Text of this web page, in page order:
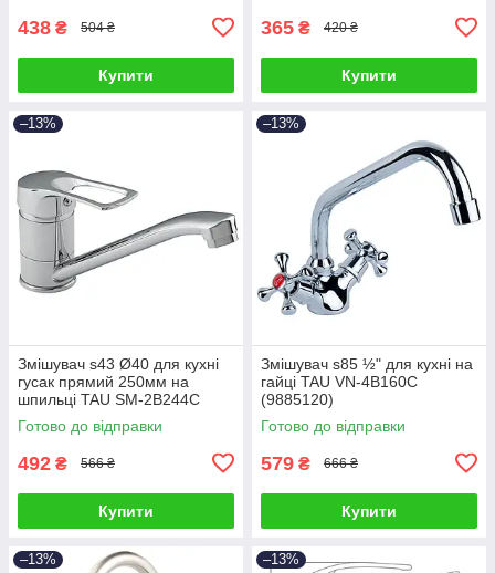
438 ₴ 504 ₴
Купити
365 ₴ 420 ₴
Купити
–13%
Змішувач s43 Ø40 для кухні
гусак прямий 250мм на
шпильці TAU SM-2B244C
(9843130)
Готово до відправки
492 ₴ 566 ₴
Купити
–13%
Змішувач s85 ½" для кухні на
гайці TAU VN-4B160C
(9885120)
Готово до відправки
579 ₴ 666 ₴
Купити
–13% –13%